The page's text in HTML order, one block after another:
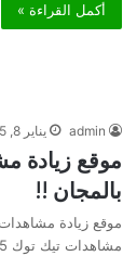
أكمل القراءة »
admin يناير 8, 2025
بالمجان !!
مشاهدات تيك توك 2025 بالمجان !! : أصبحت تطبيقات مثل…